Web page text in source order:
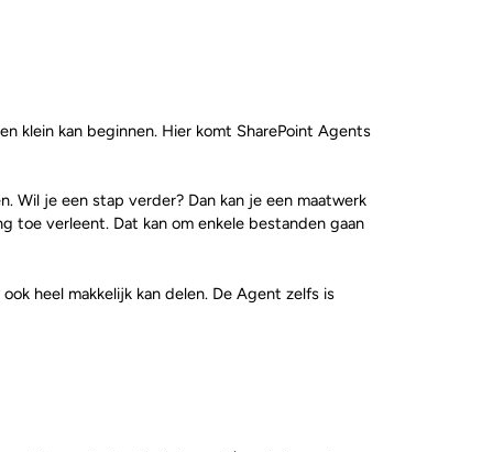
klein kan beginnen. Hier komt SharePoint Agents
Wil je een stap verder? Dan kan je een maatwerk
toe verleent. Dat kan om enkele bestanden gaan
heel makkelijk kan delen. De Agent zelfs is